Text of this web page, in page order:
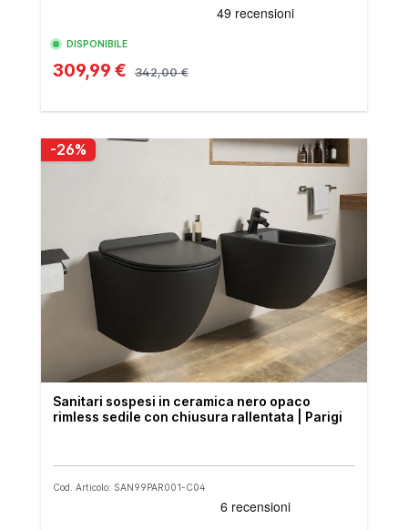
DISPONIBILE
309,99 € 342,00 €
-26%
Sanitari sospesi in ceramica nero opaco
rimless sedile con chiusura rallentata | Parigi
Cod. Articolo: SAN99PAR001-C04